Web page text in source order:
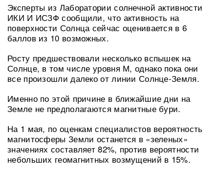
Эксперты из Лаборатории солнечной активности
ИКИ И ИСЗФ сообщили, что активность на
поверхности Солнца сейчас оценивается в 6
баллов из 10 возможных.
Росту предшествовали несколько вспышек на
Солнце, в том числе уровня М, однако пока они
все произошли далеко от линии Солнце-Земля.
Именно по этой причине в ближайшие дни на
Земле не предполагаются магнитные бури.
На 1 мая, по оценкам специалистов вероятность
магнитосферы Земли останется в «зеленых»
значениях составляет 82%, против вероятности
небольших геомагнитных возмущений в 15%.